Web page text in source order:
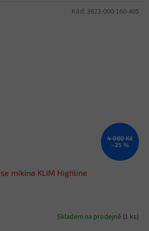
4 080 Kč
–25 %
mikina KLIM Highline
Skladem na prodejně (1 ks)
Kód: 3623-000-160-405